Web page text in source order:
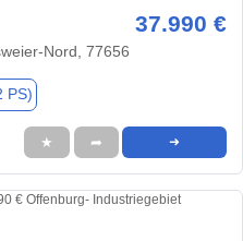
37.990 €
Nord, 77656
PS)
★ ➦ ➜